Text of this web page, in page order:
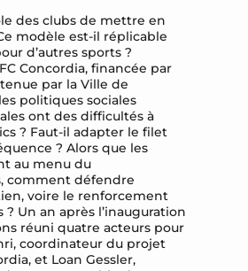
des clubs de mettre en
modèle est-il réplicable
d’autres sports ?
Concordia, financée par
par la Ville de
politiques sociales
ont des difficultés à
? Faut-il adapter le filet
? Alors que les
au menu du
comment défendre
voire le renforcement
Un an après l’inauguration
réuni quatre acteurs pour
coordinateur du projet
et Loan Gessler,